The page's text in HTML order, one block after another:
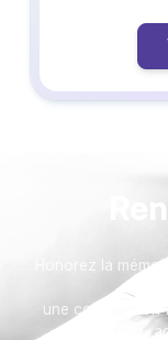
Honorez la
une composition